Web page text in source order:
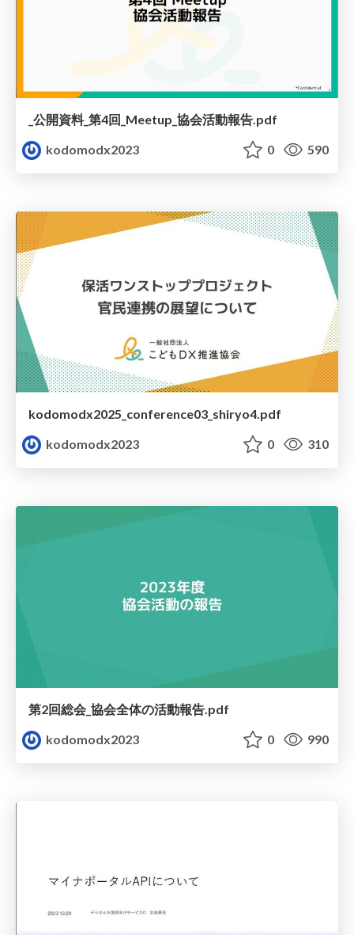
_公開資料_第4回_Meetup_協会活動報告.pdf
kodomodx2023
0 590
kodomodx2025_conference03_shiryo4.pdf
kodomodx2023
0 310
第2回総会_協会全体の活動報告.pdf
kodomodx2023
0 990